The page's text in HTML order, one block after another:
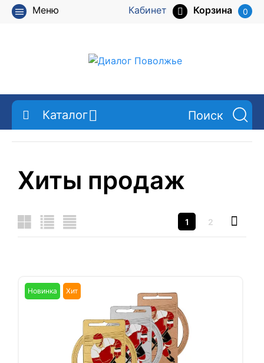
Меню Кабинет Корзина 0
Каталог
Хиты продаж
1 2
Новинка Хит